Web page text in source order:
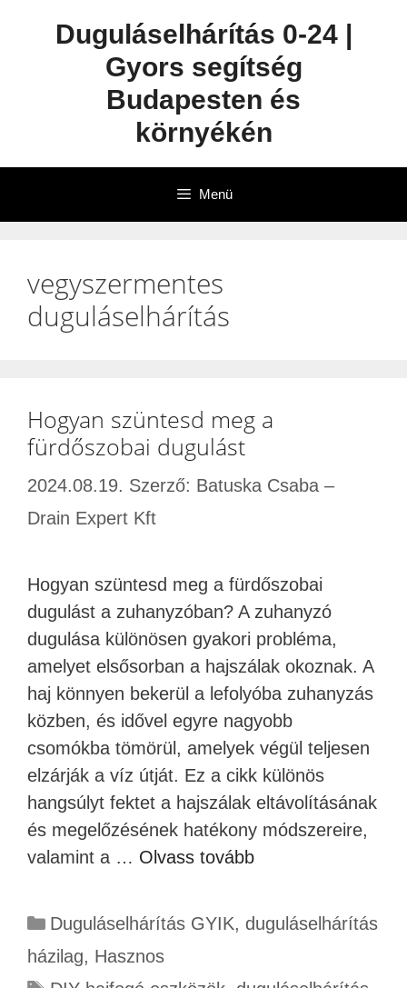
Duguláselhárítás 0-24 |
Gyors segítség
Budapesten és
környékén
Menü
vegyszermentes
duguláselhárítás
Hogyan szüntesd meg a
fürdőszobai dugulást
2024.08.19. Szerző: Batuska Csaba –
Drain Expert Kft
Hogyan szüntesd meg a fürdőszobai
dugulást a zuhanyzóban? A zuhanyzó
dugulása különösen gyakori probléma,
amelyet elsősorban a hajszálak okoznak. A
haj könnyen bekerül a lefolyóba zuhanyzás
közben, és idővel egyre nagyobb
csomókba tömörül, amelyek végül teljesen
elzárják a víz útját. Ez a cikk különös
hangsúlyt fektet a hajszálak eltávolításának
és megelőzésének hatékony módszereire,
valamint a … Olvass tovább
Duguláselhárítás GYIK, duguláselhárítás
házilag, Hasznos